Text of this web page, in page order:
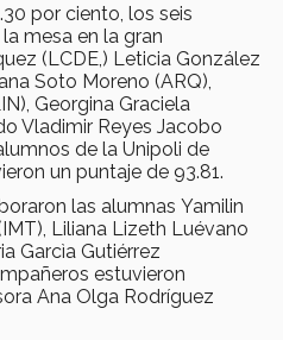
por ciento, los seis
mesa en la gran
(LCDE,) Leticia González
Soto Moreno (ARQ),
Georgina Graciela
Vladimir Reyes Jacobo
de la Unipoli de
un puntaje de 93.81.
las alumnas Yamilin
Liliana Lizeth Luévano
Garcìa Gutiérrez
estuvieron
Ana Olga Rodríguez